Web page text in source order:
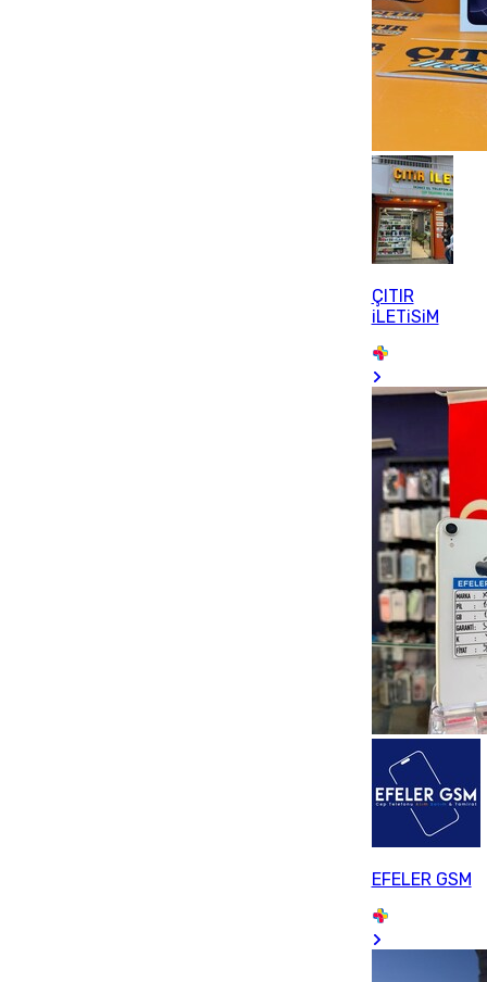
ÇITIR
iLETiSiM
EFELER GSM